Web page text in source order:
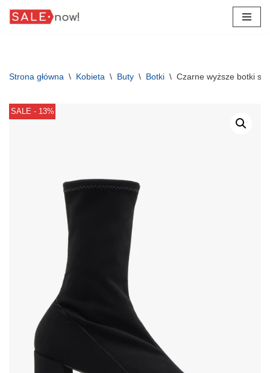
Strona główna \ Kobieta \ Buty \ Botki \ Czarne wyższe botki
SALE - 13%